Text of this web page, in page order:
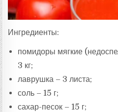
Ингредиенты:
помидоры мягкие
3 кг;
лаврушка – 3 листа;
соль – 15 г;
сахар-песок – 15 г;